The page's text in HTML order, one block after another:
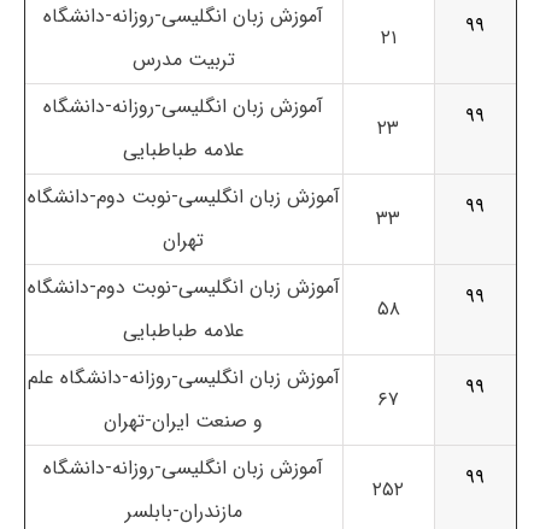
۹۹ ۲۱
آموزش زبان انگلیسی-روزانه-دانشگاه
تربیت مدرس
۹۹
۲۳
آموزش زبان انگلیسی-روزانه-دانشگاه
علامه طباطبایی
۹۹
۳۳
آموزش زبان انگلیسی-نوبت دوم-دانشگاه
تهران
۹۹
۵۸
آموزش زبان انگلیسی-نوبت دوم-دانشگاه
علامه طباطبایی
۹۹
۶۷
آموزش زبان انگلیسی-روزانه-دانشگاه علم
و صنعت ایران-تهران
۹۹
۲۵۲
آموزش زبان انگلیسی-روزانه-دانشگاه
مازندران-بابلسر